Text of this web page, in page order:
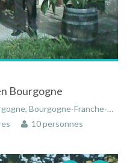
Bourgogne
Franche-Comté, France
10 personnes